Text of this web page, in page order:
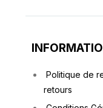
Politique de
retours